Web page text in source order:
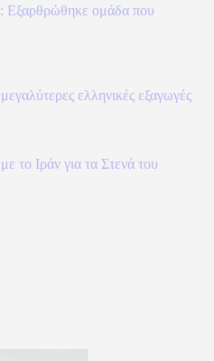
Εξαρθρώθηκε ομάδα που
ελληνικές εξαγωγές
το Ιράν για τα Στενά του